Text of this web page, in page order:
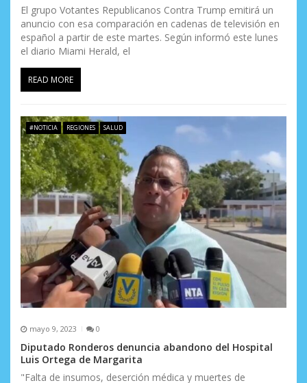
El grupo Votantes Republicanos Contra Trump emitirá un
anuncio con esa comparación en cadenas de televisión en
español a partir de este martes. Según informó este lunes
el diario Miami Herald, el
READ MORE
#NOTICIA REGIONES SALUD
mayo 9, 2023 0
Diputado Ronderos denuncia abandono del Hospital
Luis Ortega de Margarita
"Falta de insumos, deserción médica y muertes de